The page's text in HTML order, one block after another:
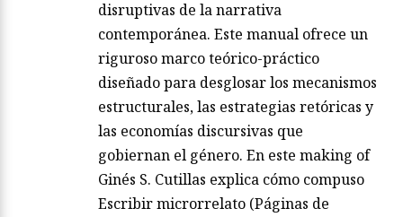
disruptivas de la narrativa
contemporánea. Este manual ofrece un
riguroso marco teórico-práctico
diseñado para desglosar los mecanismos
estructurales, las estrategias retóricas y
las economías discursivas que
gobiernan el género. En este making of
Ginés S. Cutillas explica cómo compuso
Escribir microrrelato (Páginas de